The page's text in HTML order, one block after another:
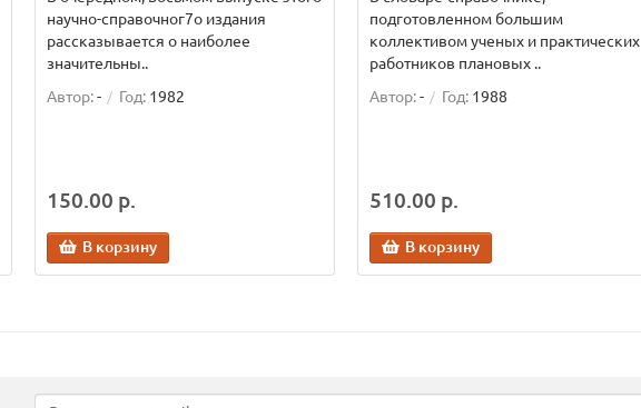
научно-справочног7о издания
рассказывается о наиболее
значительны..
Автор:- Год: 1982
150.00 р.
В корзину
подготовленном большим
коллективом ученых и практических
работников плановых ..
Автор:- Год: 1988
510.00 р.
В корзину